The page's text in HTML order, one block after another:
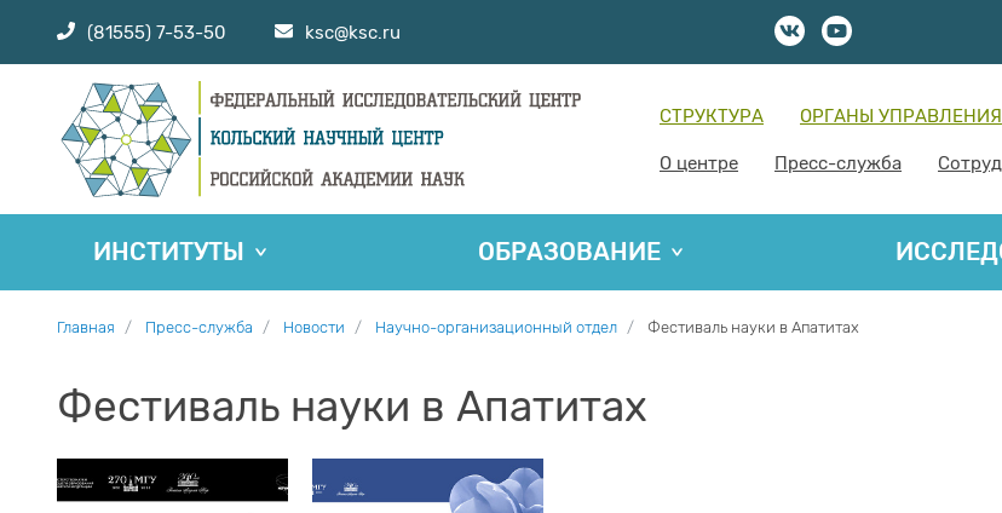
(81555) 7-53-50 ksc@ksc.ru
СТРУКТУРА ОРГАНЫ УПРАВЛЕНИЯ
О центре Пресс-служба
ИНСТИТУТЫ ОБРАЗОВАНИЕ
Главная Пресс-служба Новости Научно-организационный отдел Фестиваль науки в Апатитах
Фестиваль науки в Апатитах